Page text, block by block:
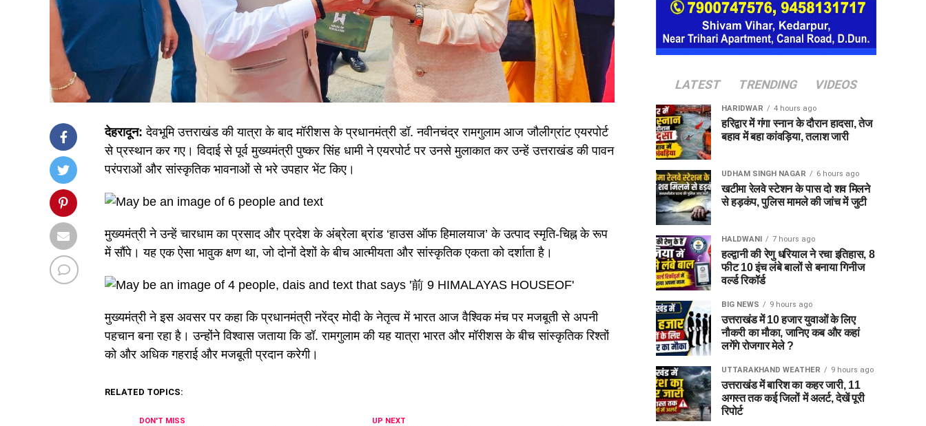
देहरादून: देवभूमि उत्तराखंड की यात्रा के बाद मॉरीशस के प्रधानमंत्री डॉ. नवीनचंद्र रामगुलाम आज जौलीग्रांट एयरपोर्ट
से प्रस्थान कर गए। विदाई से पूर्व मुख्यमंत्री पुष्कर सिंह धामी ने एयरपोर्ट पर उनसे मुलाकात कर उन्हें उत्तराखंड की पावन
परंपराओं और सांस्कृतिक भावनाओं से भरे उपहार भेंट किए।
मुख्यमंत्री ने उन्हें चारधाम का प्रसाद और प्रदेश के अंब्रेला ब्रांड ‘हाउस ऑफ हिमालयाज’ के उत्पाद स्मृति-चिह्न के रूप
में सौंपे। यह एक ऐसा भावुक क्षण था, जो दोनों देशों के बीच आत्मीयता और सांस्कृतिक एकता को दर्शाता है।
मुख्यमंत्री ने इस अवसर पर कहा कि प्रधानमंत्री नरेंद्र मोदी के नेतृत्व में भारत आज वैश्विक मंच पर मजबूती से अपनी
पहचान बना रहा है। उन्होंने विश्वास जताया कि डॉ. रामगुलाम की यह यात्रा भारत और मॉरीशस के बीच सांस्कृतिक रिश्तों
को और अधिक गहराई और मजबूती प्रदान करेगी।
RELATED TOPICS:
UP NEXT
DON'T MISS
LATEST TRENDING VIDEOS
HARIDWAR 4 hours ago
हरिद्वार में गंगा स्नान के दौरान हादसा, तेज
बहाव में बहा कांवड़िया, तलाश जारी
UDHAM SINGH NAGAR 6 hours ago
खटीमा रेलवे स्टेशन के पास दो शव मिलने
से हड़कंप, पुलिस मामले की जांच में जुटी
HALDWANI 7 hours ago
हल्द्वानी की रेणु धरियाल ने रचा इतिहास, 8
फीट 10 इंच लंबे बालों से बनाया गिनीज
वर्ल्ड रिकॉर्ड
BIG NEWS 9 hours ago
उत्तराखंड में 10 हजार युवाओं के लिए
नौकरी का मौका, जानिए कब और कहां
लगेंगे रोजगार मेले ?
UTTARAKHAND WEATHER 9 hours ago
उत्तराखंड में बारिश का कहर जारी, 11
अगस्त तक कई जिलों में अलर्ट, देखें पूरी
रिपोर्ट